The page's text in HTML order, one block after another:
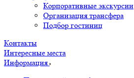
Корпоративные экскурсии
Организация трансфера
Подбор гостиниц
Контакты
Интересные места
Информация